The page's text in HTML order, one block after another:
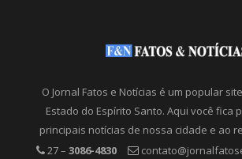
O Jornal Fatos e Notícias é um popular
Estado do Espírito Santo. Aqui você fica
principais notícias de nossa cidade e ao
27 – 3086-4830